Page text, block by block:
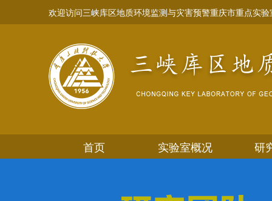
欢迎访问三峡库区地质环境监测与灾害预警重庆市重点实验
首页 实验室概况 研